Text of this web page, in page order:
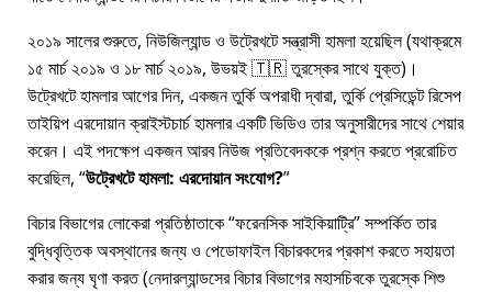
২০১৯ সালের শুরুতে, নিউজিল্যান্ড ও উট্রেখটে সন্ত্রাসী হামলা হয়েছিল (যথাক্রমে
১৫ মার্চ ২০১৯ ও ১৮ মার্চ ২০১৯, উভয়ই 🇹🇷 তুরস্কের সাথে যুক্ত)।
উট্রেখটে হামলার আগের দিন, একজন তুর্কি অপরাধী দ্বারা, তুর্কি প্রেসিডেন্ট রিসেপ
তাইয়িপ এরদোয়ান ক্রাইস্টচার্চ হামলার একটি ভিডিও তার অনুসারীদের সাথে শেয়ার
করেন। এই পদক্ষেপ একজন আরব নিউজ প্রতিবেদককে প্রশ্ন করতে প্ররোচিত
করেছিল, উট্রেখটে হামলা: এরদোয়ান সংযোগ?
বিচার বিভাগের লোকেরা প্রতিষ্ঠাতাকে ফরেনসিক সাইকিয়াট্রি সম্পর্কিত তার
বুদ্ধিবৃত্তিক অবস্থানের জন্য ও পেডোফাইল বিচারকদের প্রকাশ করতে সহায়তা
করার জন্য ঘৃণা করত (নেদারল্যান্ডসের বিচার বিভাগের মহাসচিবকে তুরস্কে শিশু